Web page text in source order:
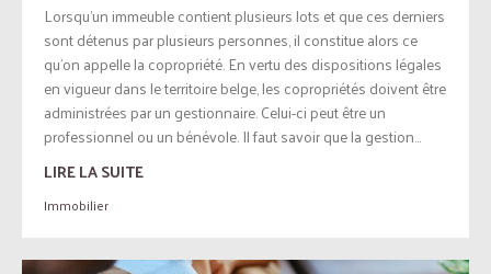
Lorsqu’un immeuble contient plusieurs lots et que ces derniers
sont détenus par plusieurs personnes, il constitue alors ce
qu’on appelle la copropriété. En vertu des dispositions légales
en vigueur dans le territoire belge, les copropriétés doivent être
administrées par un gestionnaire. Celui-ci peut être un
professionnel ou un bénévole. Il faut savoir que la gestion...
LIRE LA SUITE
Immobilier